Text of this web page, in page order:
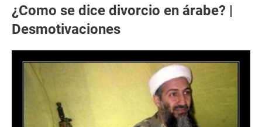
¿Como se dice divorcio en árabe? |
Desmotivaciones